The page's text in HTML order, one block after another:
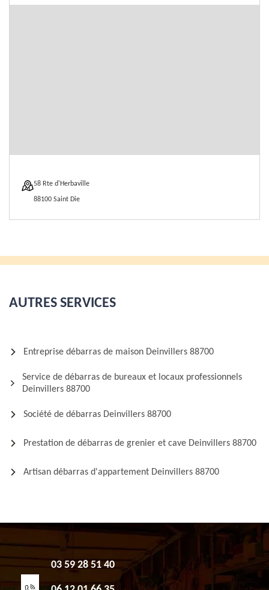
58 Rte d'Herbaville
88100 Saint Die
AUTRES SERVICES
Entreprise débarras de maison Deinvillers 88700
Service de débarras de bureaux et locaux professionnels
Deinvillers 88700
Société de débarras Deinvillers 88700
Prestation de débarras de grenier et cave Deinvillers 88700
Artisan débarras d'appartement Deinvillers 88700
03 59 28 51 40